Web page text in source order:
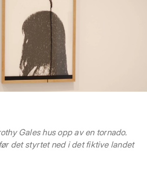
Gales hus opp av en tornado.
det styrtet ned i det fiktive landet